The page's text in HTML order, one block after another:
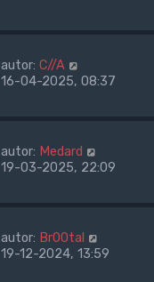
autor: C//A
16-04-2025, 08:37
autor: Medard
19-03-2025, 22:09
autor: Br00tal
19-12-2024, 13:59